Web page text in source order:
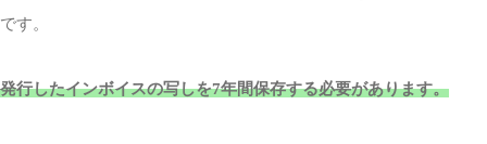
です。
発行したインボイスの写しを7年間保存する必要があります。